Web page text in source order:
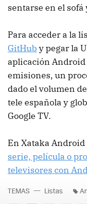
sentarse en el sofá
Para acceder a la
GitHub y pegar la
aplicación Android
emisiones, un
dado el volumen
tele española y
Google TV.
En Xataka Android
serie, película o
televisores con
TEMAS Listas